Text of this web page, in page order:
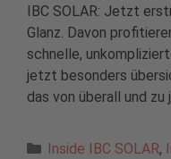
IBC SOLAR: Jetzt
Glanz. Davon
schnelle,
jetzt besonders
das von überall und zu
Kategorien
Inside IBC SOLAR,